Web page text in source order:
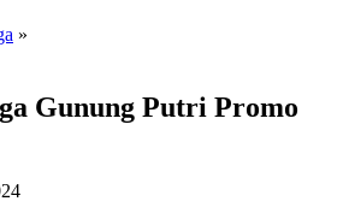
»
Gunung Putri Promo